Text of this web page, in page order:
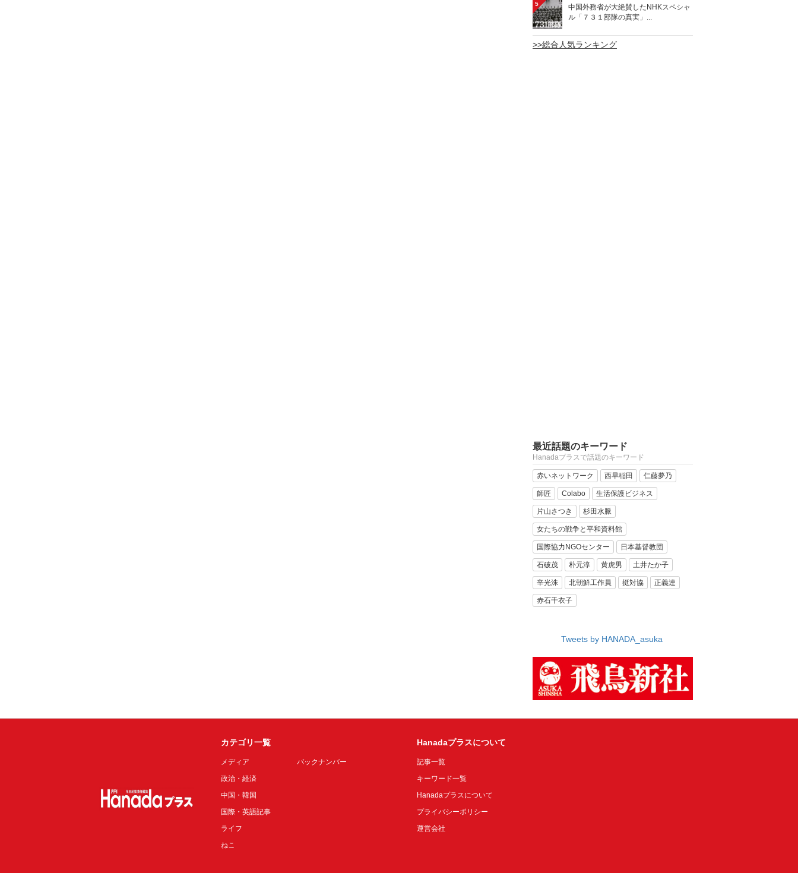
5
中国外務省が大絶賛したNHKスペシャ
ル「７３１部隊の真実」...
>>総合人気ランキング
最近話題のキーワード
Hanadaプラスで話題のキーワード
赤いネットワーク 西早稲田 仁藤夢乃
師匠 Colabo 生活保護ビジネス
片山さつき 杉田水脈
女たちの戦争と平和資料館
国際協力NGOセンター 日本基督教団
石破茂 朴元淳 黄虎男 土井たか子
辛光洙 北朝鮮工作員 挺対協 正義連
赤石千衣子
Tweets by HANADA_asuka
カテゴリ一覧
メディア
政治・経済
中国・韓国
国際・英語記事
ライフ
ねこ
バックナンバー
Hanadaプラスについて
記事一覧
キーワード一覧
Hanadaプラスについて
プライバシーポリシー
運営会社